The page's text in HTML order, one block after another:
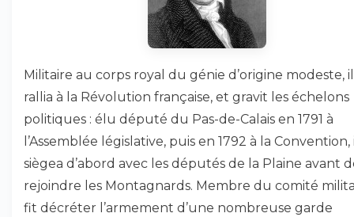
Militaire au corps royal du génie d’origine modeste,
rallia à la Révolution française, et gravit les échelons
politiques : élu député du Pas-de-Calais en 1791 à
l’Assemblée législative, puis en 1792 à la Convention,
siègea d’abord avec les députés de la Plaine avant
rejoindre les Montagnards. Membre du comité
fit décréter l’armement d’une nombreuse garde